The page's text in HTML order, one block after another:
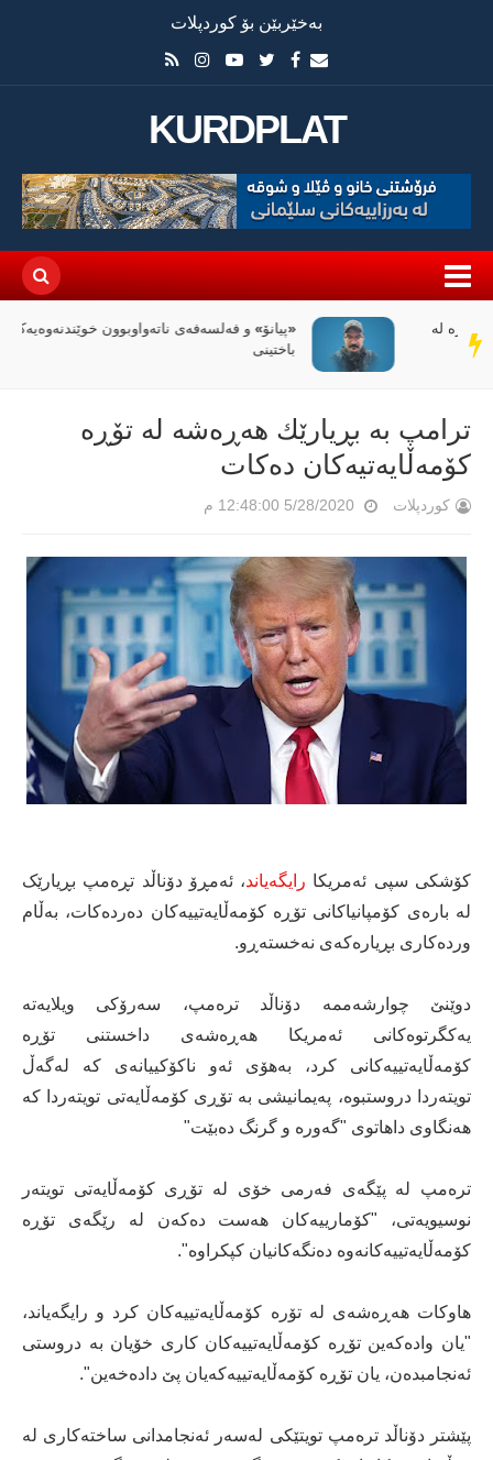
بەخێربێن بۆ کوردپلات
KURDPLAT
سەر
دێڕ
«پیانۆ» و فەلسەفەی ناتەواوبوون خوێندنەوەیەکی
باختینی
ترامپ بە بڕیارێك هەڕەشە لە تۆڕە
كۆمەڵایەتیەكان دەكات
کوردپلات 5/28/2020 12:48:00 م
کۆشکی سپی ئەمریکا رایگەیاند، ئەمڕۆ دۆناڵد تڕەمپ بڕیارێک
لە بارەی کۆمپانیاکانی تۆڕە کۆمەڵایەتییەکان دەردەکات، بەڵام
وردەکاری بڕیارەکەی نەخستەڕو.
دوێنێ چوارشەممە دۆناڵد ترەمپ، سەرۆکی ویلایەتە
یەکگرتوەکانی ئەمریکا هەڕەشەی داخستنی تۆڕە
کۆمەڵایەتییەکانی کرد، بەهۆی ئەو ناکۆکییانەی کە لەگەڵ
تویتەردا دروستبوە، پەیمانیشی بە تۆڕی کۆمەڵایەتی تویتەردا کە
هەنگاوی داهاتوی "گەورە و گرنگ دەبێت"
ترەمپ لە پێگەی فەرمی خۆی لە تۆڕی کۆمەڵایەتی تویتەر
نوسیویەتی، "کۆمارییەکان هەست دەکەن لە رێگەی تۆڕە
کۆمەڵایەتییەکانەوە دەنگەکانیان کپکراوە".
هاوکات هەڕەشەی لە تۆرە کۆمەڵایەتییەکان کرد و رایگەیاند،
"یان وادەکەین تۆڕە کۆمەڵایەتییەکان کاری خۆیان بە دروستی
ئەنجامبدەن، یان تۆڕە کۆمەڵایەتییەکەیان پێ دادەخەین".
پێشتر دۆناڵد ترەمپ تویتێکی لەسەر ئەنجامدانی ساختەکاری لە